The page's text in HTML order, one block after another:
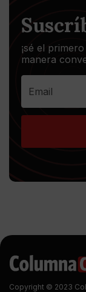
¡sé el
manera
Copyright © 2023